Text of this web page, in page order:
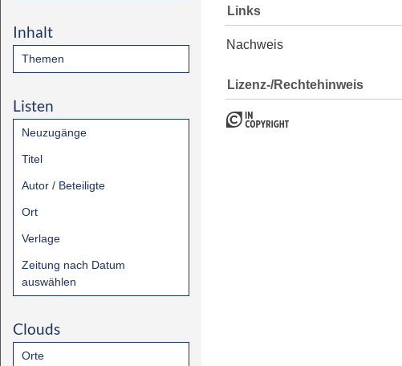
Inhalt
Themen
Listen
Neuzugänge
Titel
Autor / Beteiligte
Ort
Verlage
Zeitung nach Datum
auswählen
Clouds
Orte
Links
Nachweis
Lizenz-/Rechtehinweis